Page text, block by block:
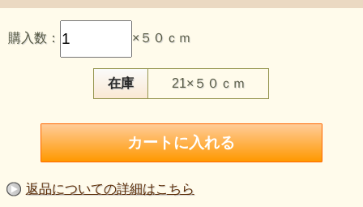
【品 番】p2151
【商品名】コットン水玉プリント リブニット 濃紺地×オフベ
ージュ玉
【価 格】700円＋消費税（50cm単位）
【素 材】綿：100％
【生地巾】約160cm巾
【販売単位】50cm単位になります。
【生地の伸び】タテヨコに伸びます（ヨコ方向がよく伸びま
【風 合】程よい厚みのあるリブニットで、しっかり感と柔
らかさを兼ね備えています。
【ネコポス】1.0mまで対応可能。
【ご注意】色味はご覧の環境により異なります。厚み・伸び
購入数： ×５０ｃｍ
在庫 21×５０ｃｍ
返品についての詳細はこちら